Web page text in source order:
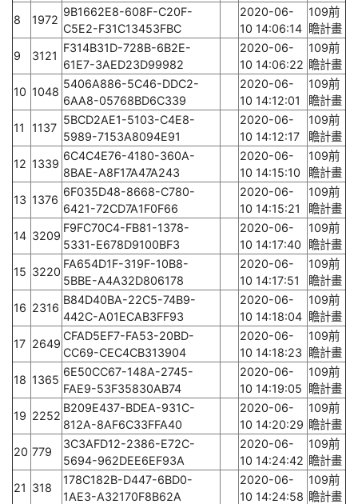
8
1972
9B1662E8-608F-C20F-
C5E2-F31C13453FBC
2020-06-
10 14:06:14
109前
瞻計畫
9
3121
F314B31D-728B-6B2E-
61E7-3AED23D99982
2020-06-
10 14:06:22
109前
瞻計畫
10 1048
5406A886-5C46-DDC2-
6AA8-05768BD6C339
2020-06-
10 14:12:01
109前
瞻計畫
11
1137
5BCD2AE1-5103-C4E8-
5989-7153A8094E91
2020-06-
10 14:12:17
109前
瞻計畫
12 1339
6C4C4E76-4180-360A-
8BAE-A8F17A47A243
2020-06-
10 14:15:10
109前
瞻計畫
13 1376
6F035D48-8668-C780-
6421-72CD7A1F0F66
2020-06-
10 14:15:21
109前
瞻計畫
14 3209
F9FC70C4-FB81-1378-
5331-E678D9100BF3
2020-06-
10 14:17:40
109前
瞻計畫
15 3220
FA654D1F-319F-10B8-
5BBE-A4A32D806178
2020-06-
10 14:17:51
109前
瞻計畫
16 2316
B84D40BA-22C5-74B9-
442C-A01ECAB3FF93
2020-06-
10 14:18:04
109前
瞻計畫
17 2649
CFAD5EF7-FA53-20BD-
CC69-CEC4CB313904
2020-06-
10 14:18:23
109前
瞻計畫
18 1365
6E50CC67-148A-2745-
FAE9-53F35830AB74
2020-06-
10 14:19:05
109前
瞻計畫
19 2252
B209E437-BDEA-931C-
812A-8AF6C33FFA40
2020-06-
10 14:20:29
109前
瞻計畫
20 779
3C3AFD12-2386-E72C-
5694-962DEE6EF93A
2020-06-
10 14:24:42
109前
瞻計畫
21 318
178C182B-D447-6BD0-
1AE3-A32170F8B62A
2020-06-
10 14:24:58
109前
瞻計畫